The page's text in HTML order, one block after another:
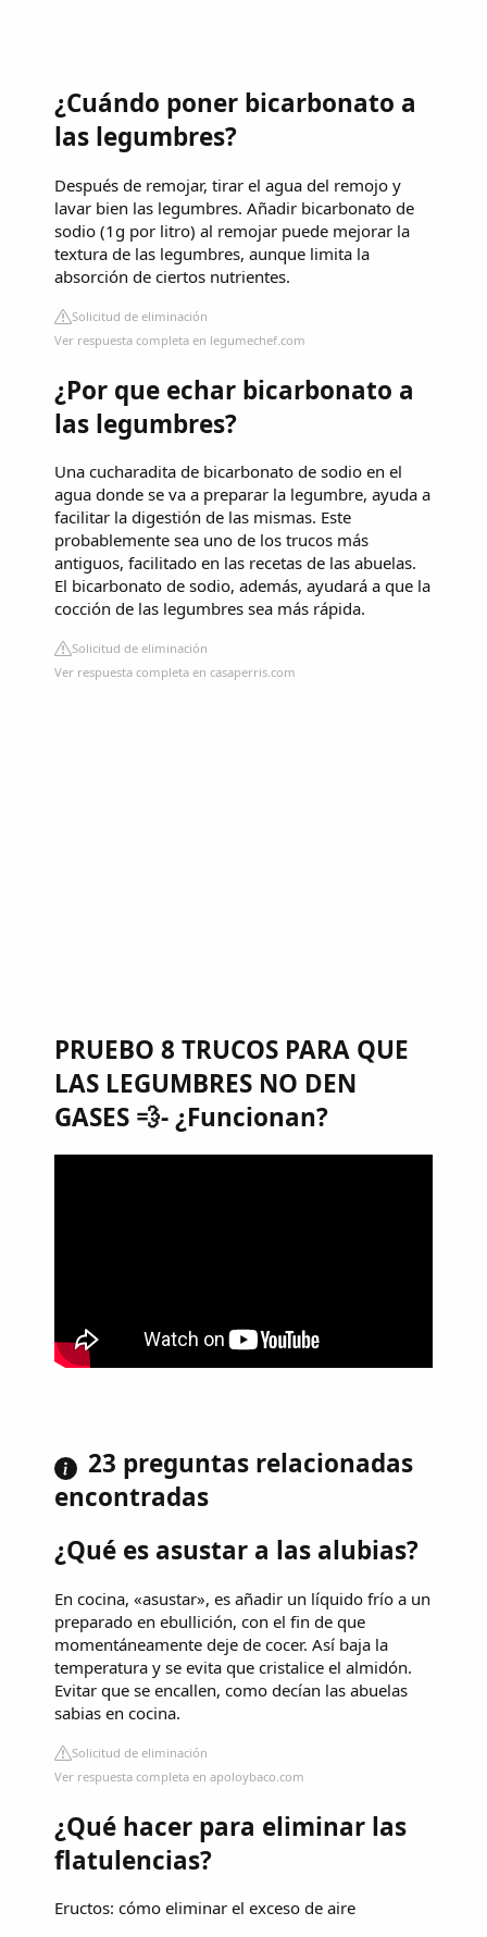
¿Cuándo poner bicarbonato a
las legumbres?
Después de remojar, tirar el agua del remojo y
lavar bien las legumbres. Añadir bicarbonato de
sodio (1g por litro) al remojar puede mejorar la
textura de las legumbres, aunque limita la
absorción de ciertos nutrientes.
Solicitud de eliminación
Ver respuesta completa en legumechef.com
¿Por que echar bicarbonato a
las legumbres?
Una cucharadita de bicarbonato de sodio en el
agua donde se va a preparar la legumbre, ayuda a
facilitar la digestión de las mismas. Este
probablemente sea uno de los trucos más
antiguos, facilitado en las recetas de las abuelas.
El bicarbonato de sodio, además, ayudará a que la
cocción de las legumbres sea más rápida.
Solicitud de eliminación
Ver respuesta completa en casaperris.com
PRUEBO 8 TRUCOS PARA QUE
LAS LEGUMBRES NO DEN
GASES 💨- ¿Funcionan?
23 preguntas relacionadas
encontradas
¿Qué es asustar a las alubias?
En cocina, «asustar», es añadir un líquido frío a un
preparado en ebullición, con el fin de que
momentáneamente deje de cocer. Así baja la
temperatura y se evita que cristalice el almidón.
Evitar que se encallen, como decían las abuelas
sabias en cocina.
Solicitud de eliminación
Ver respuesta completa en apoloybaco.com
¿Qué hacer para eliminar las
flatulencias?
Eructos: cómo eliminar el exceso de aire